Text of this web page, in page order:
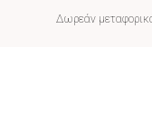
Δωρεάν